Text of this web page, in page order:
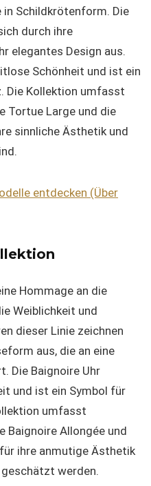
in Schildkrötenform. Die
durch ihre
elegantes Design aus.
Schönheit und ist ein
Die Kollektion umfasst
Tortue Large und die
sinnliche Ästhetik und
entdecken (Über
Hommage an die
Weiblichkeit und
dieser Linie zeichnen
aus, die an eine
Die Baignoire Uhr
und ist ein Symbol für
umfasst
Baignoire Allongée und
ihre anmutige Ästhetik
werden.